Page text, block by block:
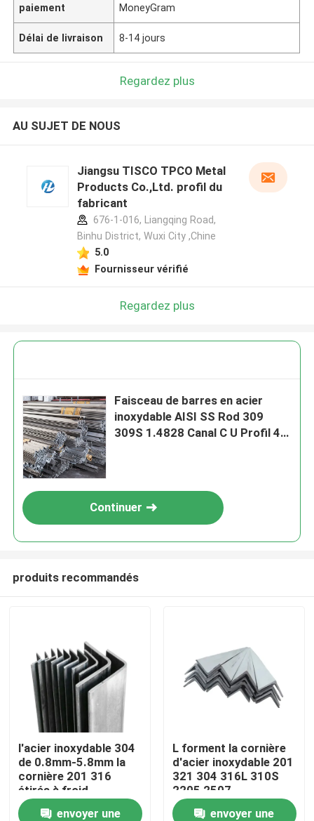
Maison
paiement
MoneyGram
Délai de livraison 8-14 jours
Regardez plus
AU SUJET DE NOUS
Jiangsu TISCO TPCO Metal
Products Co.,Ltd. profil du
fabricant
676-1-016, Liangqing Road,
Binhu District, Wuxi City ,Chine
5.0
Fournisseur vérifié
Regardez plus
Faisceau de barres en acier
inoxydable AISI SS Rod 309
309S 1.4828 Canal C U Profil 45
Continuer
produits recommandés
l'acier inoxydable 304
de 0.8mm-5.8mm la
cornière 201 316
étirés à froid
envoyer une
L forment la cornière
d'acier inoxydable 201
321 304 316L 310S
2205 2507
envoyer une